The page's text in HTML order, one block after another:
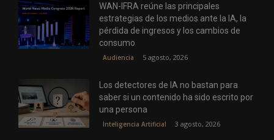
WAN-IFRA reúne las principales
estrategias de los medios ante la IA, la
pérdida de ingresos y los cambios de
consumo
Audiencia 5 agosto, 2026
Los detectores de IA no bastan para
saber si un contenido ha sido escrito por
una persona
Inteligencia Artificial 3 agosto, 2026